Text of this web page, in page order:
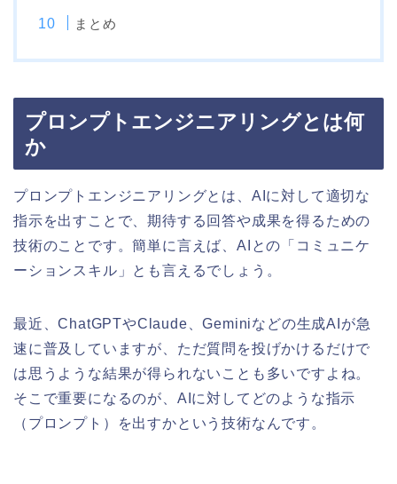
まとめ
プロンプトエンジニアリングとは何
か
プロンプトエンジニアリングとは、AIに対して適切な
指示を出すことで、期待する回答や成果を得るための
技術のことです。簡単に言えば、AIとの「コミュニケ
ーションスキル」とも言えるでしょう。
最近、ChatGPTやClaude、Geminiなどの生成AIが急
速に普及していますが、ただ質問を投げかけるだけで
は思うような結果が得られないことも多いですよね。
そこで重要になるのが、AIに対してどのような指示
（プロンプト）を出すかという技術なんです。